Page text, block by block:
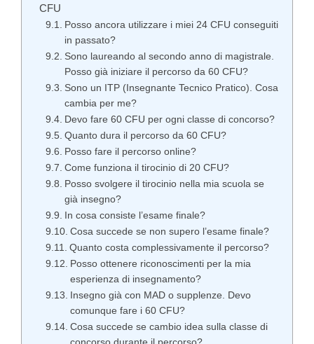
CFU
Posso ancora utilizzare i miei 24 CFU conseguiti
in passato?
Sono laureando al secondo anno di magistrale.
Posso già iniziare il percorso da 60 CFU?
Sono un ITP (Insegnante Tecnico Pratico). Cosa
cambia per me?
Devo fare 60 CFU per ogni classe di concorso?
Quanto dura il percorso da 60 CFU?
Posso fare il percorso online?
Come funziona il tirocinio di 20 CFU?
Posso svolgere il tirocinio nella mia scuola se
già insegno?
In cosa consiste l’esame finale?
Cosa succede se non supero l’esame finale?
Quanto costa complessivamente il percorso?
Posso ottenere riconoscimenti per la mia
esperienza di insegnamento?
Insegno già con MAD o supplenze. Devo
comunque fare i 60 CFU?
Cosa succede se cambio idea sulla classe di